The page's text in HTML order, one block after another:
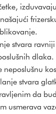
stvara
dlaka.
neposlušnu
stvara
da
usmerava